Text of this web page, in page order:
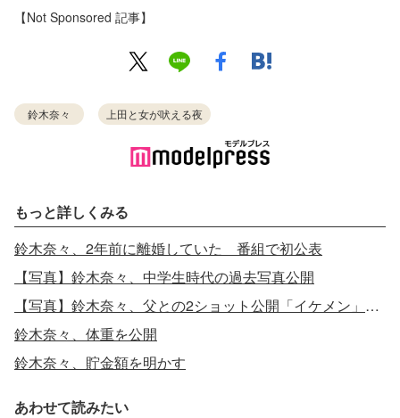
【Not Sponsored 記事】
鈴木奈々 上田と女が吠える夜
もっと詳しくみる
鈴木奈々、2年前に離婚していた 番組で初公表
【写真】鈴木奈々、中学生時代の過去写真公開
【写真】鈴木奈々、父との2ショット公開「イケメン」「かっこいい」の声続々
鈴木奈々、体重を公開
鈴木奈々、貯金額を明かす
あわせて読みたい